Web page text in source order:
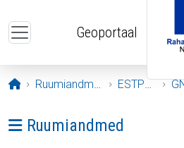
Geoportaal
Avaleht
Ruumiandmed ESTPOS
Ava menüü: Ruumiandmed
Ruumiandmed